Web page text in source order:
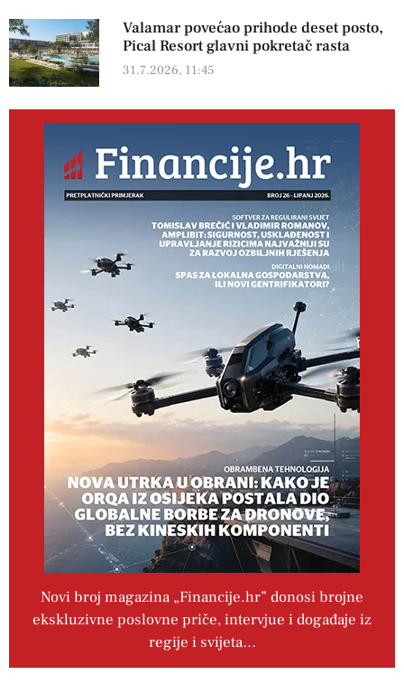
Valamar povećao prihode deset posto,
Pical Resort glavni pokretač rasta
31.7.2026, 11:45
Novi broj magazina „Financije.hr” donosi brojne
ekskluzivne poslovne priče, intervjue i događaje iz
regije i svijeta…